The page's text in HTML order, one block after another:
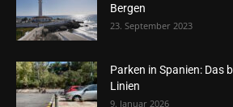
Bergen
23. September 2023
Parken in Spanien: Das
Linien
9. Januar 2026